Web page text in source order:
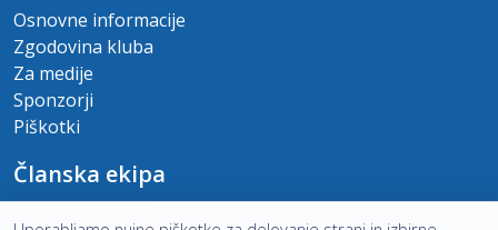
Osnovne informacije
Zgodovina kluba
Za medije
Sponzorji
Piškotki
Članska ekipa